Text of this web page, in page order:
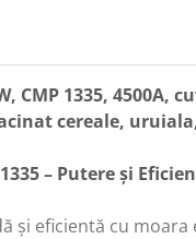
CMP 1335, 4500A,
cereale,
– Putere și
și eficientă cu moara